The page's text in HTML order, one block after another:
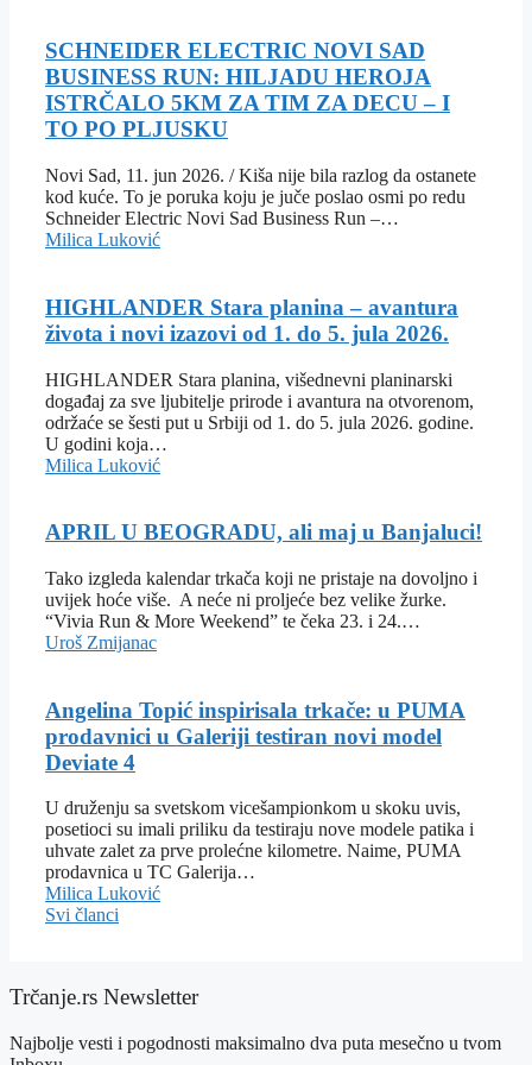
SCHNEIDER ELECTRIC NOVI SAD
BUSINESS RUN: HILJADU HEROJA
ISTRČALO 5KM ZA TIM ZA DECU – I
TO PO PLJUSKU
Novi Sad, 11. jun 2026. / Kiša nije bila razlog da ostanete
kod kuće. To je poruka koju je juče poslao osmi po redu
Schneider Electric Novi Sad Business Run –…
Milica Luković
HIGHLANDER Stara planina – avantura
života i novi izazovi od 1. do 5. jula 2026.
HIGHLANDER Stara planina, višednevni planinarski
događaj za sve ljubitelje prirode i avantura na otvorenom,
održaće se šesti put u Srbiji od 1. do 5. jula 2026. godine.
U godini koja…
Milica Luković
APRIL U BEOGRADU, ali maj u Banjaluci!
Tako izgleda kalendar trkača koji ne pristaje na dovoljno i
uvijek hoće više. A neće ni proljeće bez velike žurke.
“Vivia Run & More Weekend” te čeka 23. i 24.…
Uroš Zmijanac
Angelina Topić inspirisala trkače: u PUMA
prodavnici u Galeriji testiran novi model
Deviate 4
U druženju sa svetskom vicešampionkom u skoku uvis,
posetioci su imali priliku da testiraju nove modele patika i
uhvate zalet za prve prolećne kilometre. Naime, PUMA
prodavnica u TC Galerija…
Milica Luković
Svi članci
Trčanje.rs Newsletter
Najbolje vesti i pogodnosti maksimalno dva puta mesečno u tvom